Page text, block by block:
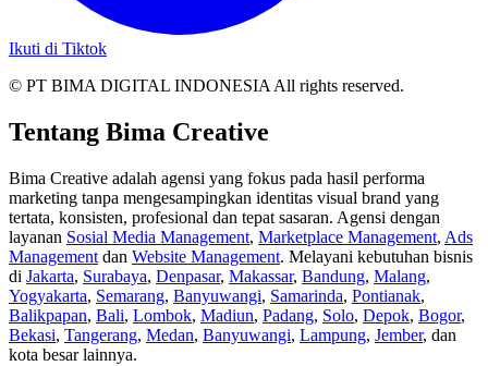
Ikuti di Tiktok
© PT BIMA DIGITAL INDONESIA All rights reserved.
Tentang Bima Creative
Bima Creative adalah agensi yang fokus pada hasil performa
marketing tanpa mengesampingkan identitas visual brand yang
tertata, konsisten, profesional dan tepat sasaran. Agensi dengan
layanan Sosial Media Management, Marketplace Management, Ads
Management dan Website Management. Melayani kebutuhan bisnis
di Jakarta, Surabaya, Denpasar, Makassar, Bandung, Malang,
Yogyakarta, Semarang, Banyuwangi, Samarinda, Pontianak,
Balikpapan, Bali, Lombok, Madiun, Padang, Solo, Depok, Bogor,
Bekasi, Tangerang, Medan, Banyuwangi, Lampung, Jember, dan
kota besar lainnya.